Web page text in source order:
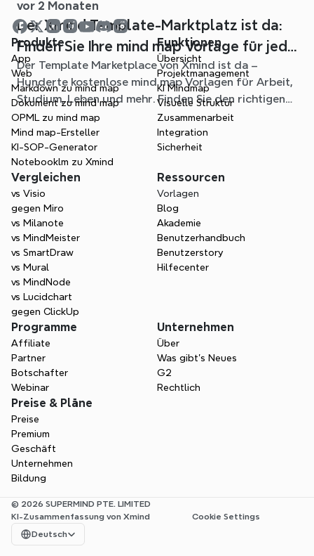
vor 2 Monaten
Der Xmind Template-Marktplatz ist da:
Finden Sie Ihre mind map Vorlage für jede
Situation
Der Template Marketplace von Xmind ist da –
Hunderte kostenlose mind map Vorlagen für Arbeit,
Studium, Leben und mehr. Finden Sie den richtigen
Einstieg und überspringen Sie das leere Blatt.
Produkte
App
Web
Markdown zu mind map
Dokument zu mind map
OPML zu mind map
Mind map-Ersteller
KI-SOP-Generator
Notebooklm zu Xmind
Funktionen
Übersicht
Projektmanagement
KI Mindmap
Visuelle Struktur
Zusammenarbeit
Integration
Sicherheit
Vergleichen
vs Visio
gegen Miro
vs Milanote
vs MindMeister
vs SmartDraw
vs Mural
vs MindNode
vs Lucidchart
gegen ClickUp
Ressourcen
Vorlagen
Blog
Akademie
Benutzerhandbuch
Benutzerstory
Hilfecenter
Programme
Affiliate
Partner
Botschafter
Webinar
Unternehmen
Über
Was gibt's Neues
G2
Rechtlich
Preise & Pläne
Preise
Premium
Geschäft
Unternehmen
Bildung
© 2026 SUPERMIND PTE. LIMITED
KI-Zusammenfassung von Xmind
Cookie Settings
Select Language
Deutsch